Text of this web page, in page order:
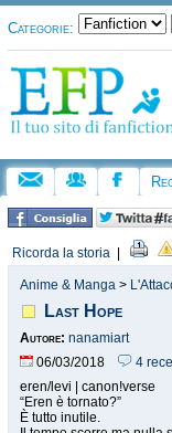
Categorie:
Ricorda la storia
Anime & Manga >
Last Hope
Autore: nanamiart
06/03/2018
4
eren/levi | canon!verse
“Eren è tornato?”
È tutto inutile.